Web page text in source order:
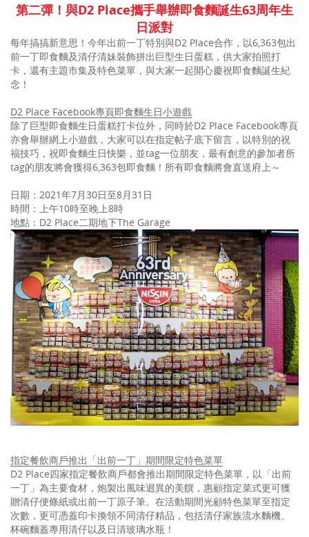
第二彈！與D2 Place攜手舉辦即食麵誕生63周年生
日派對
每年搞搞新意思！今年出前一丁特別與D2 Place合作，以6,363包出
前一丁即食麵及清仔清妹裝飾拼出巨型生日蛋糕，供大家拍照打
卡，還有主題市集及特色菜單，與大家一起開心慶祝即食麵誕生紀
念！
D2 Place Facebook專頁即食麵生日小遊戲
除了巨型即食麵生日蛋糕打卡位外，同時於D2 Place Facebook專頁
亦會舉辦網上小遊戲，大家可以在指定帖子底下留言，以特別的祝
福技巧，祝即食麵生日快樂，並tag一位朋友，最有創意的參加者所
tag的朋友將會獲得6,363包即食麵！所有即食麵將會直送府上～
日期：2021年7月30日至8月31日
時間：上午10時至晚上8時
地點：D2 Place二期地下The Garage
指定餐飲商戶推出「出前一丁」期間限定特色菜單
D2 Place四家指定餐飲商戶都會推出期間限定特色菜單，以「出前
一丁」為主要食材，炮製出風味迴異的美饌，惠顧指定菜式更可獲
贈清仔便條紙或出前一丁原子筆。在活動期間光顧特色菜單至指定
次數，更可憑蓋印卡換領不同清仔精品，包括清仔家族流水麵機、
杯碗麵蓋專用清仔以及日清玻璃水瓶！